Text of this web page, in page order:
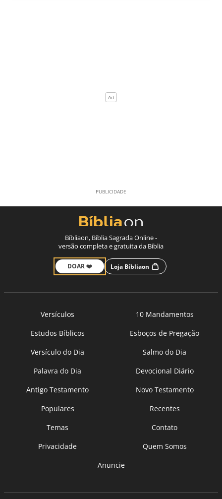
Bíbliaon, Bíblia Sagrada Online -
versão completa e gratuita da Bíblia
DOAR ❤️ Loja Bíbliaon
Versículos
10 Mandamentos
Estudos Bíblicos
Esboços de Pregação
Versículo do Dia
Salmo do Dia
Palavra do Dia
Devocional Diário
Antigo Testamento
Novo Testamento
Populares
Recentes
Temas
Contato
Privacidade
Quem Somos
Anuncie